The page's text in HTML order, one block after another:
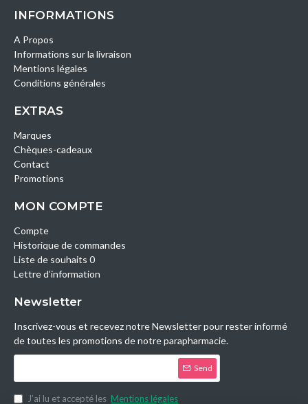
INFORMATIONS
A Propos
Informations sur la livraison
Mentions légales
Conditions générales
EXTRAS
Marques
Chèques-cadeaux
Contact
Promotions
MON COMPTE
Compte
Historique de commandes
Liste de souhaits 0
Lettre d’information
Newsletter
Inscrivez-vous et recevez notre Newsletter pour rester informé
de toutes les promotions de notre parapharmacie.
Send
J’ai lu et accepté les Mentions légales